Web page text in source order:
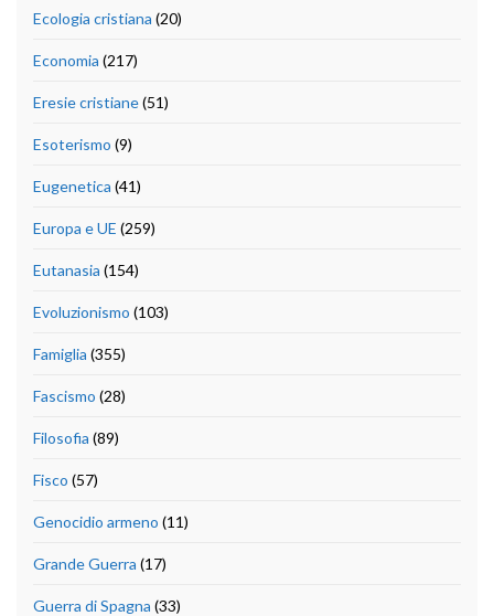
Ecologia cristiana (20)
Economia (217)
Eresie cristiane(51)
Esoterismo (9)
Eugenetica (41)
Europa e UE (259)
Eutanasia (154)
Evoluzionismo (103)
Famiglia (355)
Fascismo (28)
Filosofia (89)
Fisco (57)
Genocidio armeno (11)
Grande Guerra (17)
Guerra di Spagna (33)